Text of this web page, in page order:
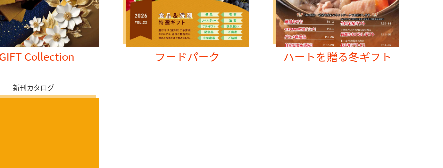
GIFT Collection フードパーク ハートを贈る冬ギフト
新刊カタログ